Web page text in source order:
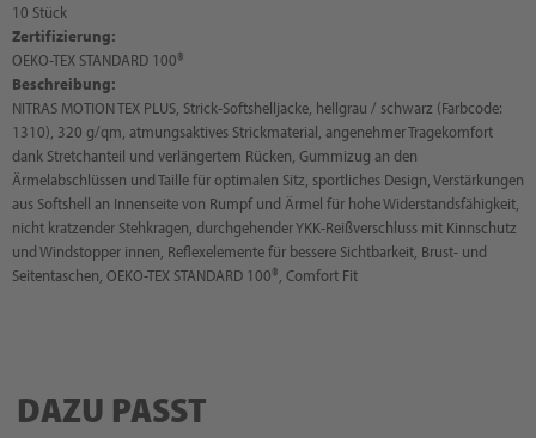
10 Stück
Zertifizierung:
OEKO-TEX STANDARD 100®
Beschreibung:
NITRAS MOTION TEX PLUS, Strick-Softshelljacke, hellgrau / schwarz (Farbcode:
1310), 320 g/qm, atmungsaktives Strickmaterial, angenehmer Tragekomfort
dank Stretchanteil und verlängertem Rücken, Gummizug an den
Ärmelabschlüssen und Taille für optimalen Sitz, sportliches Design, Verstärkungen
aus Softshell an Innenseite von Rumpf und Ärmel für hohe Widerstandsfähigkeit,
nicht kratzender Stehkragen, durchgehender YKK-Reißverschluss mit Kinnschutz
und Windstopper innen, Reflexelemente für bessere Sichtbarkeit, Brust- und
Seitentaschen, OEKO-TEX STANDARD 100®, Comfort Fit
DAZU PASST